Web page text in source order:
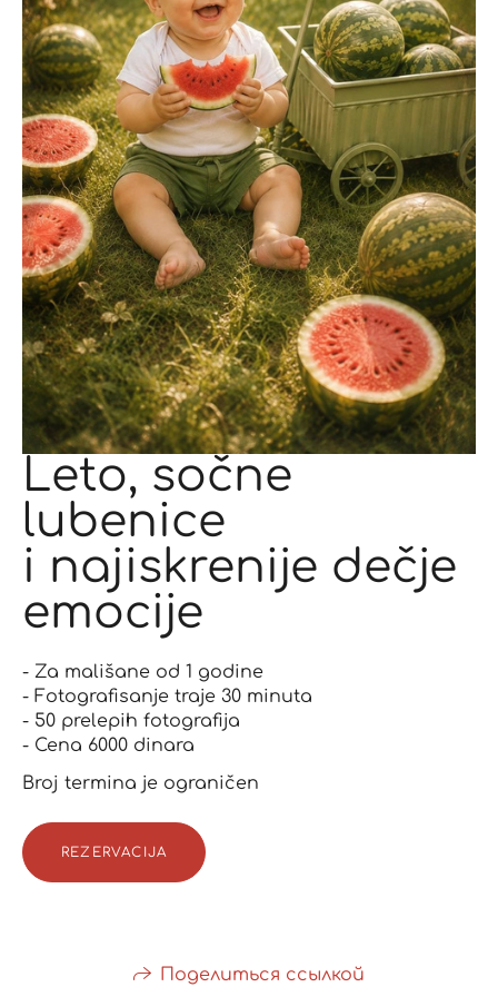
Leto, sočne
lubenice
i najiskrenije dečje
emocije
- Za mališane od 1 godine
- Fotografisanje traje 30 minuta
- 50 prelepih fotografija
- Cena 6000 dinara
Broj termina je ograničen
REZERVACIJA
Поделиться ссылкой